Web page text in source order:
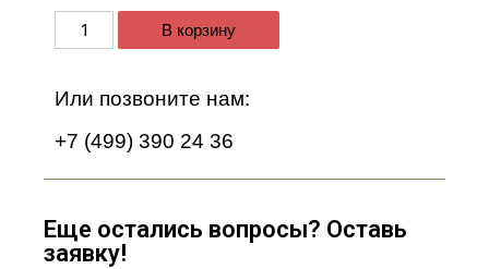
В корзину
Или позвоните нам:
+7 (499) 390 24 36
Еще остались вопросы? Оставь
заявку!